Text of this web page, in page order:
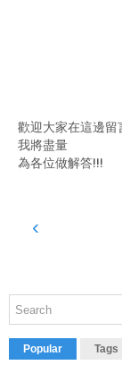
歡迎大家在這邊留
我將盡量
為各位做解答!!!
‹
Popular Tags